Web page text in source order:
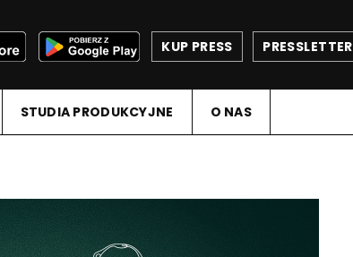
PRESSLETTER
KUP PRESS
STUDIA PRODUKCYJNE O NAS